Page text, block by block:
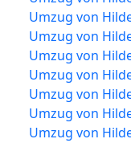
Umzug von
Umzug von
Umzug von
Umzug von
Umzug von
Umzug von
Umzug von